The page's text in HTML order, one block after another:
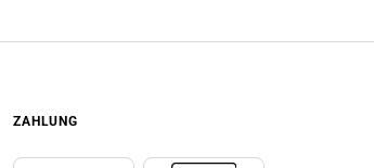
ZAHLUNG